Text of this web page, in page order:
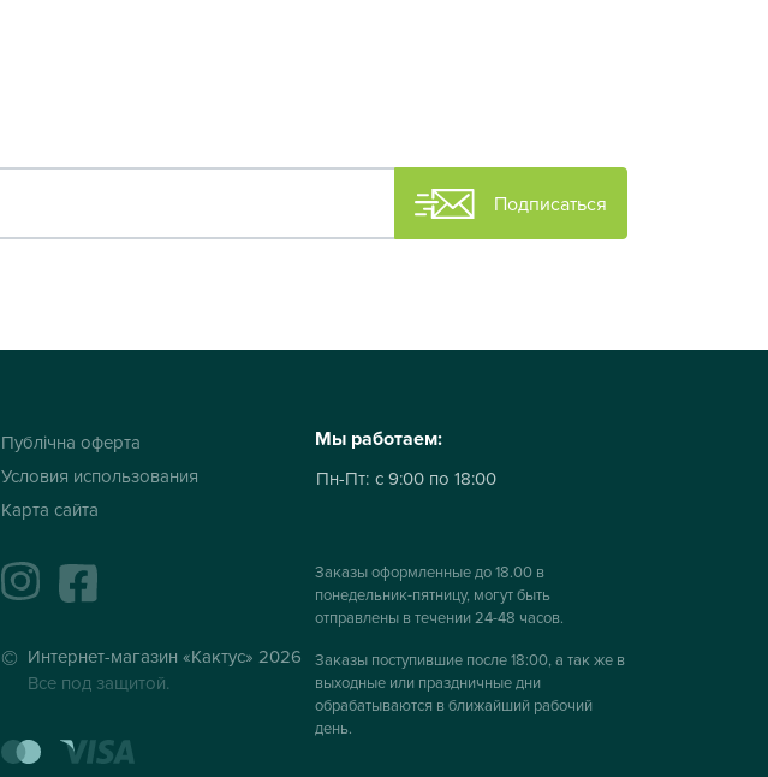
Подписаться
Публічна оферта
Условия использования
Карта сайта
instagramfacebook
Интернет-магазин «Кактус» 2026
Все под защитой.
mastercard
Мы работаем:
Пн-Пт: с 9:00 по 18:00
Заказы оформленные до 18.00 в
понедельник-пятницу, могут быть
отправлены в течении 24-48 часов.
Заказы поступившие после 18:00, а так же в
выходные или праздничные дни
обрабатываются в ближайший рабочий
день.